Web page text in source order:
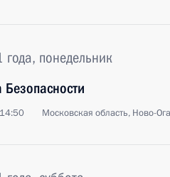
понедельник
Московская область, Ново-